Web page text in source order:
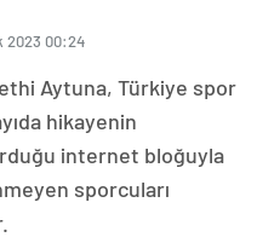
2023 00:24
Aytuna, Türkiye spor
hikayenin
internet bloğuyla
sporcuları